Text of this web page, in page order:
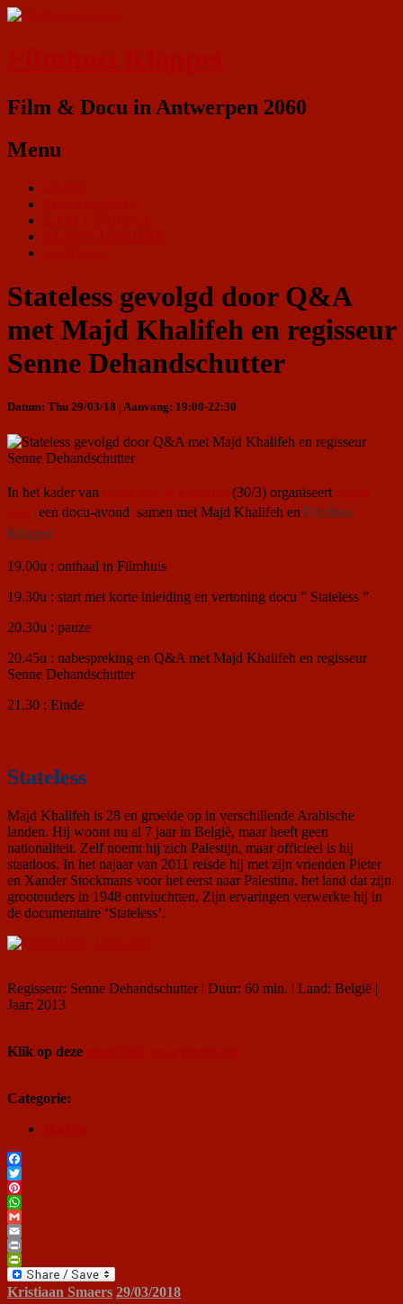
Film & Docu in Antwerpen 2060
Menu
Stateless gevolgd door Q&A
met Majd Khalifeh en regisseur
Senne Dehandschutter
Datum: Thu 29/03/18 | Aanvang: 19:00-22:30
In het kader van (30/3) organiseert
een docu-avond samen met Majd Khalifeh en Filmhuis
Klappei
19.00u : onthaal in Filmhuis
19.30u : start met korte inleiding en vertoning docu ” Stateless ”
20.30u : pauze
20.45u : nabespreking en Q&A met Majd Khalifeh en regisseur
Senne Dehandschutter
21.30 : Einde
Stateless
Majd Khalifeh is 28 en groeide op in verschillende Arabische
landen. Hij woont nu al 7 jaar in België, maar heeft geen
nationaliteit. Zelf noemt hij zich Palestijn, maar officieel is hij
staatloos. In het najaar van 2011 reisde hij met zijn vrienden Pieter
en Xander Stockmans voor het eerst naar Palestina, het land dat zijn
grootouders in 1948 ontvluchtten. Zijn ervaringen verwerkte hij in
de documentaire ‘Stateless’.
Regisseur: Senne Dehandschutter | Duur: 60 min. | Land: België |
Jaar: 2013
Klik op deze
Categorie:
Facebook
Twitter
Pinterest
WhatsApp
Gmail
Email
Print
PrintFriendly
Kristiaan Smaers 29/03/2018